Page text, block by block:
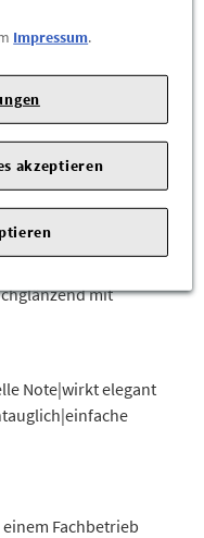
Design
Aura.
Modellschriftzug
am
mit
Note|wirkt elegant
Fachbetrieb
Impressum.
akzeptieren